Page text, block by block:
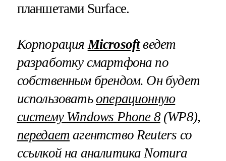
планшетами Surface.
Корпорация Microsoft ведет
разработку смартфона по
собственным брендом. Он будет
использоватьоперационную
систему Windows Phone 8(WP8),
передает агентство Reuters со
ссылкой на аналитика Nomura